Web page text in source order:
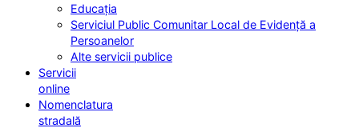
Educația
Serviciul Public Comunitar Local de Evidență a
Persoanelor
Alte servicii publice
Servicii
online
Nomenclatura
stradală